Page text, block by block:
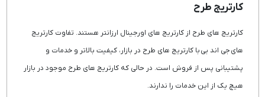
کارتریج طرح
کارتریج های طرح از کارتریج های اورجینال ارزانتر هستند. تفاوت کارتریج
های جی اند بی با کارتریج های طرح در بازار، کیفیت بالاتر و خدمات و
پشتیبانی پس از فروش است. در حالی که کارتریج های طرح موجود در بازار
هیچ یک از این خدمات را ندارند.